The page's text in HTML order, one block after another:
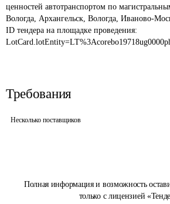
Полная информация и возможность
только с лицензией
ценностей автотранспортом по
Вологда, Архангельск, Вологда, Иваново-
ID тендера на площадке проведения:
Требования
Несколько поставщиков